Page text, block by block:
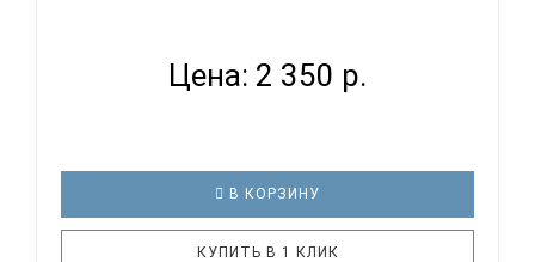
Цена: 2 350 р.
В КОРЗИНУ
КУПИТЬ В 1 КЛИК